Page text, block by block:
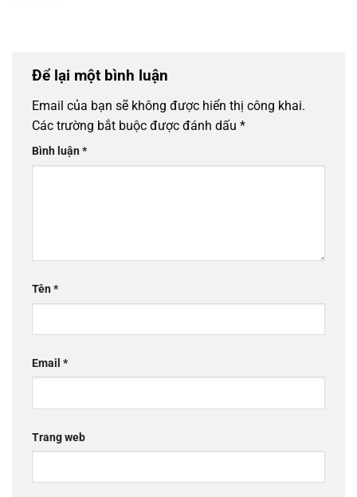
Để lại một bình luận
Email của bạn sẽ không được hiển thị công khai.
Các trường bắt buộc được đánh dấu *
Bình luận*
Tên*
Email *
Trang web